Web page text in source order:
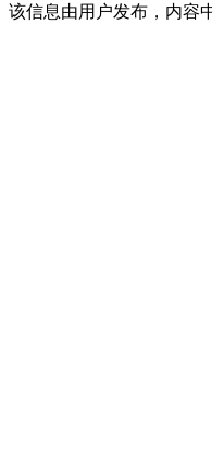
该信息由用户发布，内容